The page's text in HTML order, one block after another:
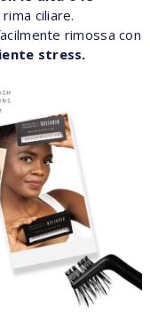
ciliare.
rimossa con
stress.